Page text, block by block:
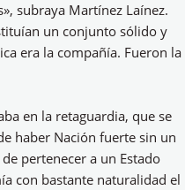
subraya Martínez Laínez.
un conjunto sólido y
era la compañía. Fueron la
en la retaguardia, que se
haber Nación fuerte sin un
pertenecer a un Estado
con bastante naturalidad el